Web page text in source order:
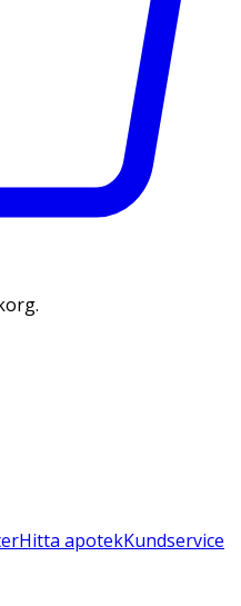
Hitta apotekKundservice